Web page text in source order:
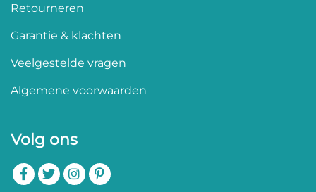
Retourneren
Garantie & klachten
Veelgestelde vragen
Algemene voorwaarden
Volg ons